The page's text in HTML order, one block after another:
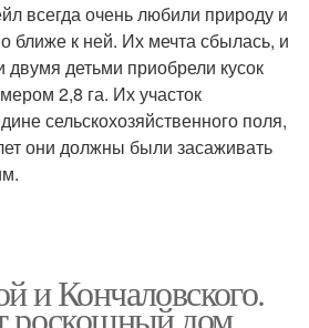
всегда очень любили природу и
ближе к ней. Их мечта сбылась, и
детьми приобрели кусок
2,8 га. Их участок
сельскохозяйственного поля,
они должны были засаживать
и Кончаловского.